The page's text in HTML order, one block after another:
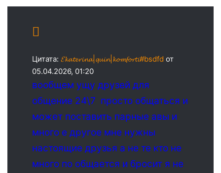
Цитата: 𝓔𝓴𝓪𝓽𝓮𝓻𝓲𝓷𝓪|𝓺𝓾𝓲𝓷|𝓴𝓸𝓶𝓯𝓸𝓻𝓽𝓲#bsdfd от
05.04.2026, 01:20
вообщем ущу друзей для
общение 24\7 просто общаться и
может поставить парные авы и
много е другое мне нужны
настоящие друзья а не те кто не
много по общается и бросит я не